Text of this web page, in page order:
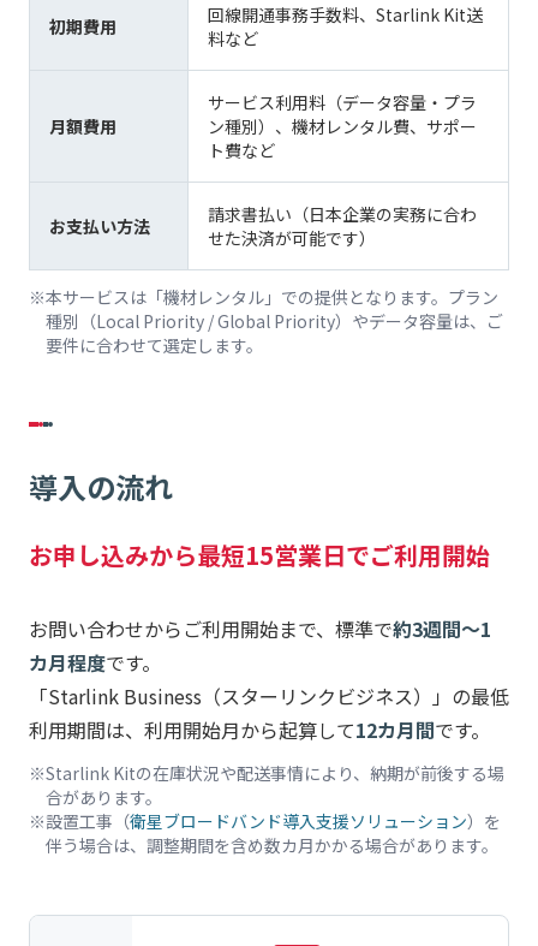
初期費用
回線開通事務手数料、Starlink Kit送
料など
月額費用
サービス利用料（データ容量・プラ
ン種別）、機材レンタル費、サポー
ト費など
お支払い方法
請求書払い（日本企業の実務に合わ
せた決済が可能です）
本サービスは「機材レンタル」での提供となります。プラン
種別（Local Priority / Global Priority）やデータ容量は、ご
要件に合わせて選定します。
導入の流れ
お申し込みから最短15営業日でご利用開始
お問い合わせからご利用開始まで、標準で約3週間〜1
カ月程度です。
「Starlink Business（スターリンクビジネス）」の最低
利用期間は、利用開始月から起算して12カ月間です。
Starlink Kitの在庫状況や配送事情により、納期が前後する場
合があります。
設置工事（衛星ブロードバンド導入支援ソリューション）を
伴う場合は、調整期間を含め数カ月かかる場合があります。